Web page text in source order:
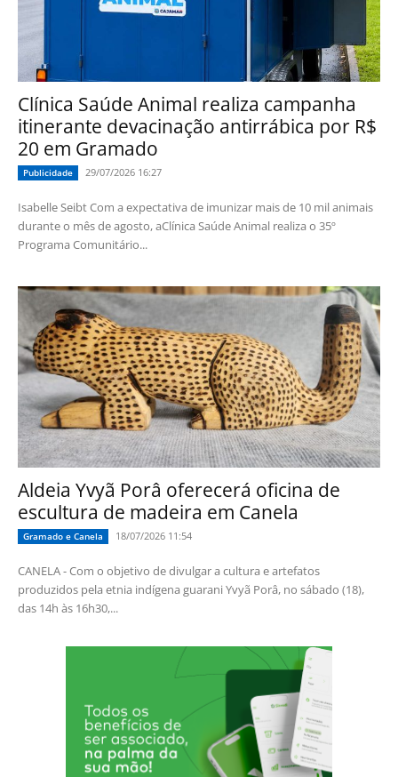
Clínica Saúde Animal realiza campanha
itinerante devacinação antirrábica por R$
20 em Gramado
Publicidade 29/07/2026 16:27
Isabelle Seibt Com a expectativa de imunizar mais de 10 mil animais
durante o mês de agosto, aClínica Saúde Animal realiza o 35º
Programa Comunitário...
Aldeia Yvyã Porâ oferecerá oficina de
escultura de madeira em Canela
Gramado e Canela 18/07/2026 11:54
CANELA - Com o objetivo de divulgar a cultura e artefatos
produzidos pela etnia indígena guarani Yvyã Porâ, no sábado (18),
das 14h às 16h30,...